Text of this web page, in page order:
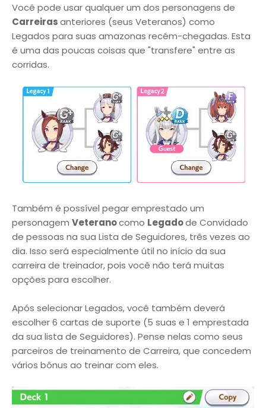
Você pode usar qualquer um dos personagens de
Carreirasanteriores (seus Veteranos) como
Legados para suas amazonas recém-chegadas. Esta
é uma das poucas coisas que "transfere" entre as
corridas.
Também é possível pegar emprestado um
personagem Veteranocomo Legadode Convidado
de pessoas na sua Lista de Seguidores, três vezes ao
dia. Isso será especialmente útil no início da sua
carreira de treinador, pois você não terá muitas
opções para escolher.
Após selecionar Legados, você também deverá
escolher 6 cartas de suporte (5 suas e 1 emprestada
da sua lista de Seguidores). Pense nelas como seus
parceiros de treinamento de Carreira, que concedem
vários bônus ao treinar com eles.